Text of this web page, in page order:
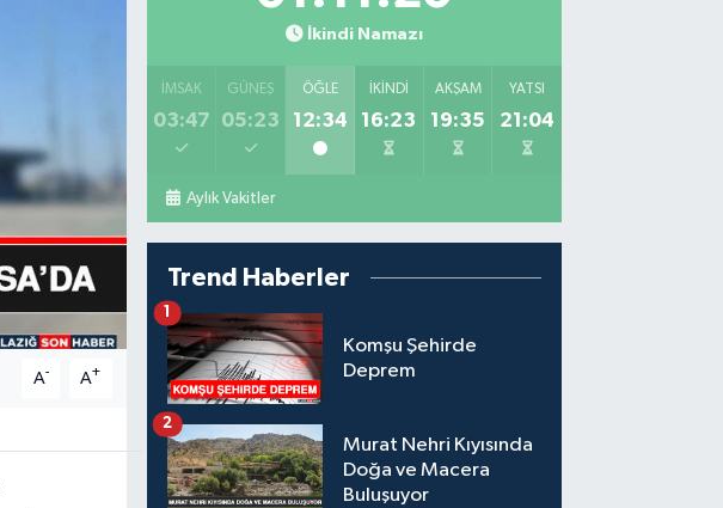
A- A+
İkindi Namazı
İMSAK
03:47
GÜNEŞ
05:23
ÖĞLE
12:34
İKINDI
16:23
AKŞAM
19:35
YATSI
21:04
Aylık Vakitler
Trend Haberler
Komşu Şehirde
Deprem
1
Murat Nehri Kıyısında
Doğa ve Macera
Buluşuyor
2